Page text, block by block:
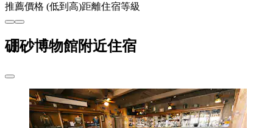
推薦價格 (低到高)距離住宿等級
硼砂博物館附近住宿